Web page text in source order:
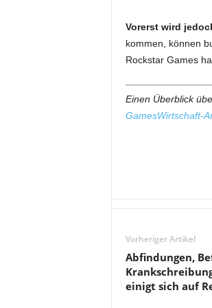
Vorerst wird
kommen, können
Rockstar Games
Einen Überblick
GamesWirtschaft-
Vorheriger Artikel
Abfindungen,
einigt sich auf